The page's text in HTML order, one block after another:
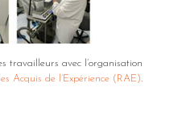
travailleurs avec l’organisation
Acquis de l’Expérience (RAE).